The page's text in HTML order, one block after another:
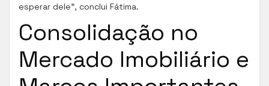
esperar dele”, conclui Fátima.
Consolidação no
Mercado Imobiliário e